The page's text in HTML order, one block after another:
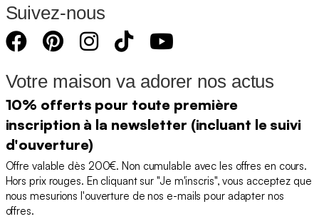
Suivez-nous
Votre maison va adorer nos actus
10% offerts pour toute première
inscription à la newsletter (incluant le suivi
d'ouverture)
Offre valable dès 200€. Non cumulable avec les offres en cours.
Hors prix rouges. En cliquant sur "Je m'inscris", vous acceptez que
nous mesurions l'ouverture de nos e-mails pour adapter nos
offres.